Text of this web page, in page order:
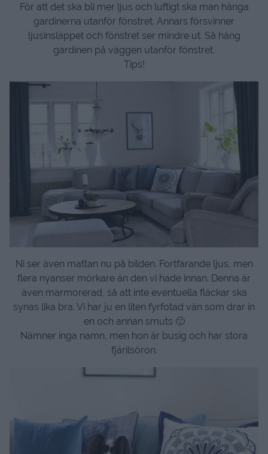
För att det ska bli mer ljus och luftigt ska man hänga
gardinerna utanför fönstret. Annars försvinner
ljusinsläppet och fönstret ser mindre ut. Så häng
gardinen på väggen utanför fönstret.
Tips!
Ni ser även mattan nu på bilden. Fortfarande ljus, men
flera nyanser mörkare än den vi hade innan. Denna är
även marmorerad, så att inte eventuella fläckar ska
synas lika bra. Vi har ju en liten fyrfotad vän som drar in
en och annan smuts 🙂
Nämner inga namn, men hon är busig och har stora
fjärilsöron.